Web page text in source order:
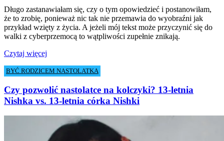
Długo zastanawiałam się, czy o tym opowiedzieć i postanowiłam,
że to zrobię, ponieważ nic tak nie przemawia do wyobraźni jak
przykład wzięty z życia. A jeżeli mój tekst może przyczynić się do
walki z cyberprzemocą to wątpliwości zupełnie znikają.
Czytaj więcej
BYĆ RODZICEM NASTOLATKA
Czy pozwolić nastolatce na kolczyki? 13-letnia
Nishka vs. 13-letnia córka Nishki